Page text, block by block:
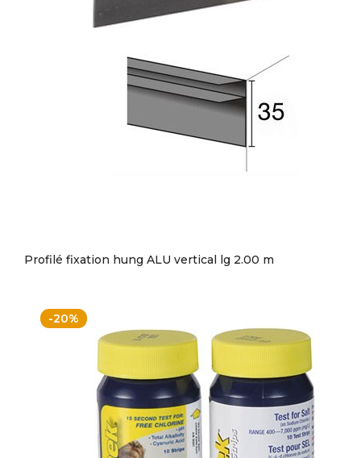
Profilé fixation hung ALU vertical lg 2.00 m
-20%